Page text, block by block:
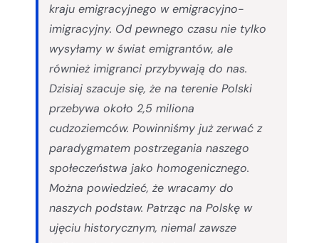
kraju emigracyjnego w emigracyjno-
imigracyjny. Od pewnego czasu nie tylko
wysyłamy w świat emigrantów, ale
również imigranci przybywają do nas.
Dzisiaj szacuje się, że na terenie Polski
przebywa około 2,5 miliona
cudzoziemców. Powinniśmy już zerwać z
paradygmatem postrzegania naszego
społeczeństwa jako homogenicznego.
Można powiedzieć, że wracamy do
naszych podstaw. Patrząc na Polskę w
ujęciu historycznym, niemal zawsze